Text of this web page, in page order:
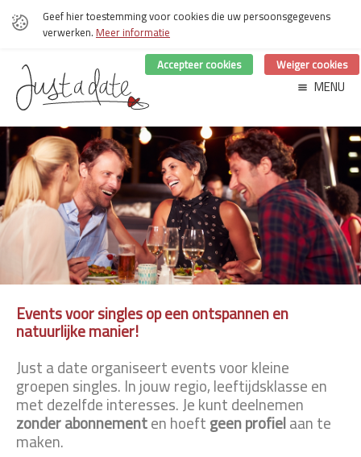
Geef hier toestemming voor cookies die uw persoonsgegevens
verwerken.Meer informatie
Accepteer cookies
Weiger cookies
MENU
Events voor singles op een ontspannen en
natuurlijke manier!
Just a date organiseert events voor kleine
groepen singles. In jouw regio, leeftijdsklasse en
met dezelfde interesses. Je kunt deelnemen
zonder abonnementen hoeftgeen profielaan te
maken.